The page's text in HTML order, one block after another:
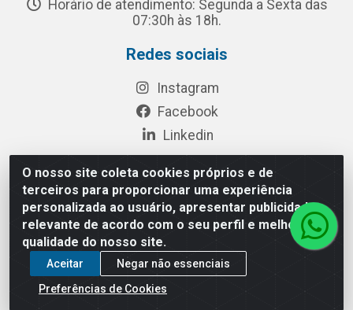
O nosso site coleta cookies próprios e de
terceiros para proporcionar uma experiência
personalizada ao usuário, apresentar publicidade
relevante de acordo com o seu perfil e melhorar a
qualidade do nosso site.
Aceitar
Negar não essenciais
Preferências de Cookies
Horário de atendimento: Segunda a Sexta das
07:30h às 18h.
Redes sociais
Instagram
Facebook
Linkedin
Rua Chipuê, 117 - S. Miguel Paulista São Paulo/SP - CEP
08010-260- CNPJ: 03.010.739/0001-72